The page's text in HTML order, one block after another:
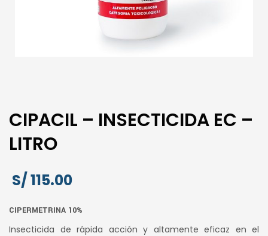
CIPACIL – INSECTICIDA EC –
LITRO
S/115.00
CIPERMETRINA 10%
Insecticida de rápida acción y altamente eficaz en el